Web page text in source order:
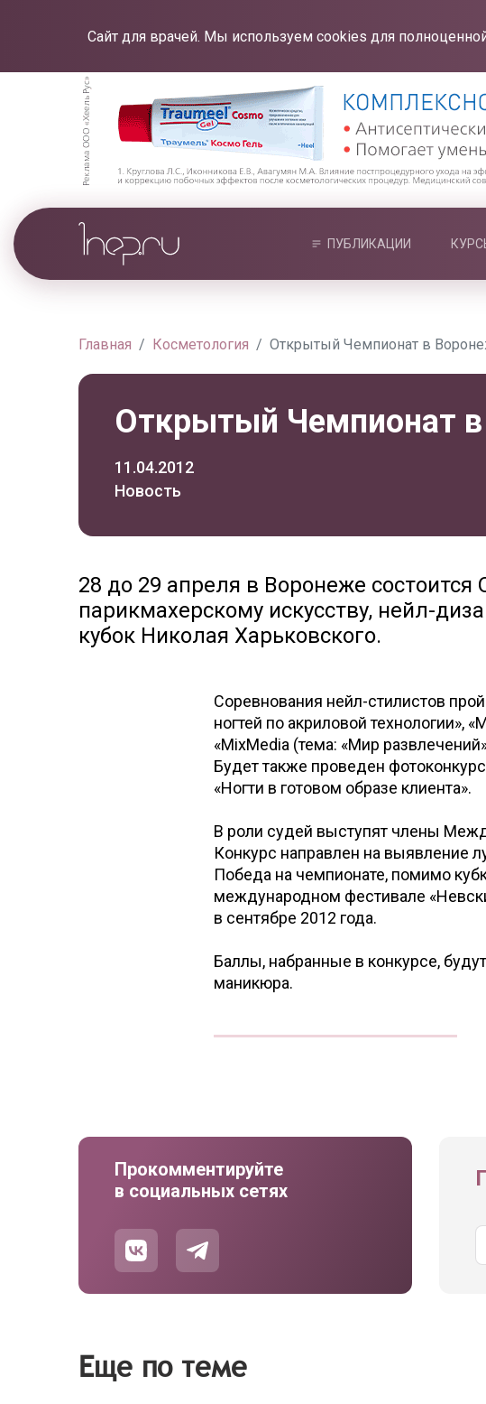
Сайт для врачей. Мы используем cookies для
ПУБЛИКАЦИИ
Главная Косметология Открытый Чемпионат в
Открытый Чемпионат
11.04.2012
Новость
28 до 29 апреля в Воронеже
парикмахерскому искусству, нейл-
кубок Николая Харьковского.
Соревнования нейл-стилистов
ногтей по акриловой технологии»,
«MixMedia (тема: «Мир
Будет также проведен
«Ногти в готовом образе клиента».
В роли судей выступят члены
Конкурс направлен на выявление
Победа на чемпионате, помимо
международном фестивале
в сентябре 2012 года.
Баллы, набранные в конкурсе,
маникюра.
Прокомментируйте
в социальных сетях
Еще по теме